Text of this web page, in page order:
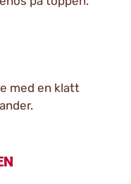
med en klatt